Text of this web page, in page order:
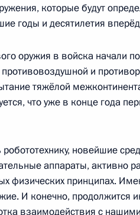
с Президентом
которые будут
годы и десятилетия
оружия в войска начали
и
тяжёлой
что уже в конце года
новейшие
аппараты, активно
физических принципах.
И конечно, продолжится
взаимодействия с